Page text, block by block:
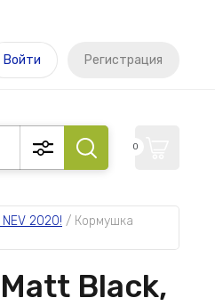
Войти Регистрация
0
2020! / Кормушка
Matt Black,